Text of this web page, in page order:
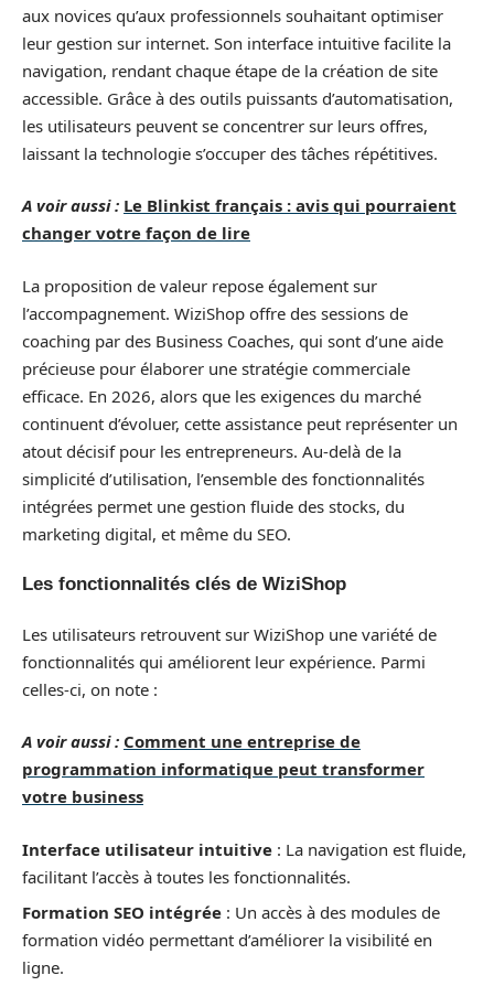
aux novices qu’aux professionnels souhaitant optimiser
leur gestion sur internet. Son interface intuitive facilite la
navigation, rendant chaque étape de la création de site
accessible. Grâce à des outils puissants d’automatisation,
les utilisateurs peuvent se concentrer sur leurs offres,
laissant la technologie s’occuper des tâches répétitives.
A voir aussi : Le Blinkist français : avis qui pourraient
changer votre façon de lire
La proposition de valeur repose également sur
l’accompagnement. WiziShop offre des sessions de
coaching par des Business Coaches, qui sont d’une aide
précieuse pour élaborer une stratégie commerciale
efficace. En 2026, alors que les exigences du marché
continuent d’évoluer, cette assistance peut représenter un
atout décisif pour les entrepreneurs. Au-delà de la
simplicité d’utilisation, l’ensemble des fonctionnalités
intégrées permet une gestion fluide des stocks, du
marketing digital, et même du SEO.
Les fonctionnalités clés de WiziShop
Les utilisateurs retrouvent sur WiziShop une variété de
fonctionnalités qui améliorent leur expérience. Parmi
celles-ci, on note :
A voir aussi : Comment une entreprise de
programmation informatique peut transformer
votre business
Interface utilisateur intuitive : La navigation est fluide,
facilitant l’accès à toutes les fonctionnalités.
Formation SEO intégrée : Un accès à des modules de
formation vidéo permettant d’améliorer la visibilité en
ligne.